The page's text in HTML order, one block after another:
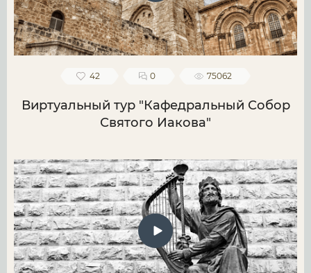
42 0 75062
Виртуальный тур "Кафедральный Собор
Святого Иакова"